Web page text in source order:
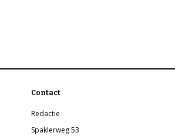
Contact
Redactie
Spaklerweg 53